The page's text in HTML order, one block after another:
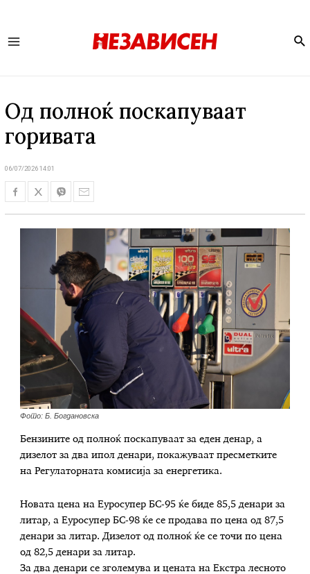
Од полноќ поскапуваат
горивата
06/07/2026 14:01
Фото: Б. Богдановска
Бензините од полноќ поскапуваат за еден денар, а
дизелот за два ипол денари, покажуваат пресметките
на Регулаторната комисија за енергетика.
Новата цена на Еуросупер БС-95 ќе биде 85,5 денари за
литар, а Еуросупер БС-98 ќе се продава по цена од 87,5
денари за литар. Дизелот од полноќ ќе се точи по цена
од 82,5 денари за литар.
За два денари се зголемува и цената на Екстра лесното